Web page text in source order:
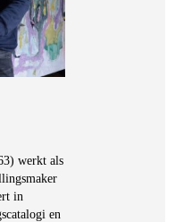
werkt als
in
en